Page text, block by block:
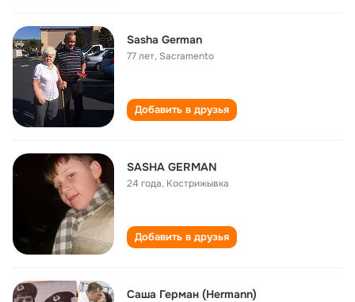
Sasha German
77 лет, Sacramento
Добавить в друзья
SASHA GERMAN
24 года, Кострижывка
Добавить в друзья
Саша Герман (Hermann)